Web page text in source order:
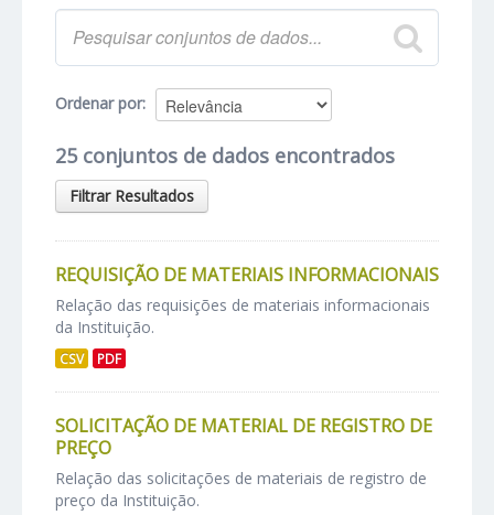
Ordenar por
25 conjuntos de dados encontrados
Filtrar Resultados
REQUISIÇÃO DE MATERIAIS INFORMACIONAIS
Relação das requisições de materiais informacionais
da Instituição.
CSV PDF
SOLICITAÇÃO DE MATERIAL DE REGISTRO DE
PREÇO
Relação das solicitações de materiais de registro de
preço da Instituição.